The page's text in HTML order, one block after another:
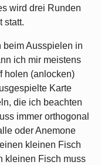
wird drei Runden
statt.
beim Ausspielen in
ich mir meistens
holen (anlocken)
Karte
die ich beachten
immer orthogonal
oder Anemone
kleinen Fisch
kleinen Fisch muss